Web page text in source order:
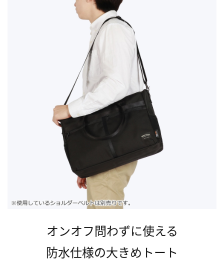
オンオフ問わずに使える
防水仕様の大きめトート